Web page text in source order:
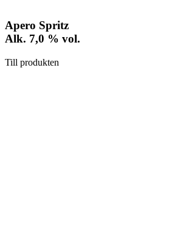
Apero Spritz
Alk. 7,0 % vol.
Till produkten